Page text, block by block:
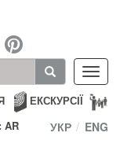
ЕКСКУРСІЇ
AR
УКР ENG